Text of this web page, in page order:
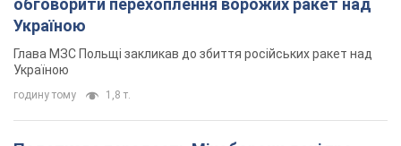
Україною
Глава МЗС Польщі закликав до збиття російських ракет над
Україною
годину тому 1,8 т.